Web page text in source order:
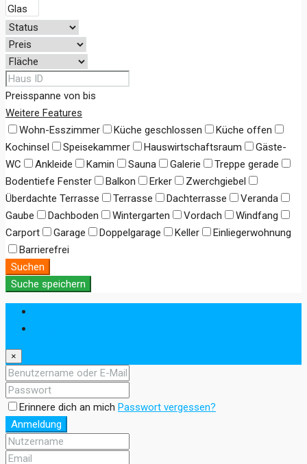
Preisspanne von bis
Weitere Features
Wohn-Esszimmer
Küche geschlossen
Küche offen
Kochinsel
Speisekammer Hauswirtschaftsraum
Gäste-
WC
Ankleide Kamin Sauna Galerie
Treppe gerade
Bodentiefe Fenster
Balkon Erker
Zwerchgiebel
Überdachte Terrasse
Terrasse Dachterrasse
Veranda
Gaube
Dachboden Wintergarten Vordach
Windfang
Carport
Garage Doppelgarage Keller
Einliegerwohnung
Barrierefrei
Suchen
Suche speichern
×
Erinnere dich an mich Passwort vergessen?
Anmeldung